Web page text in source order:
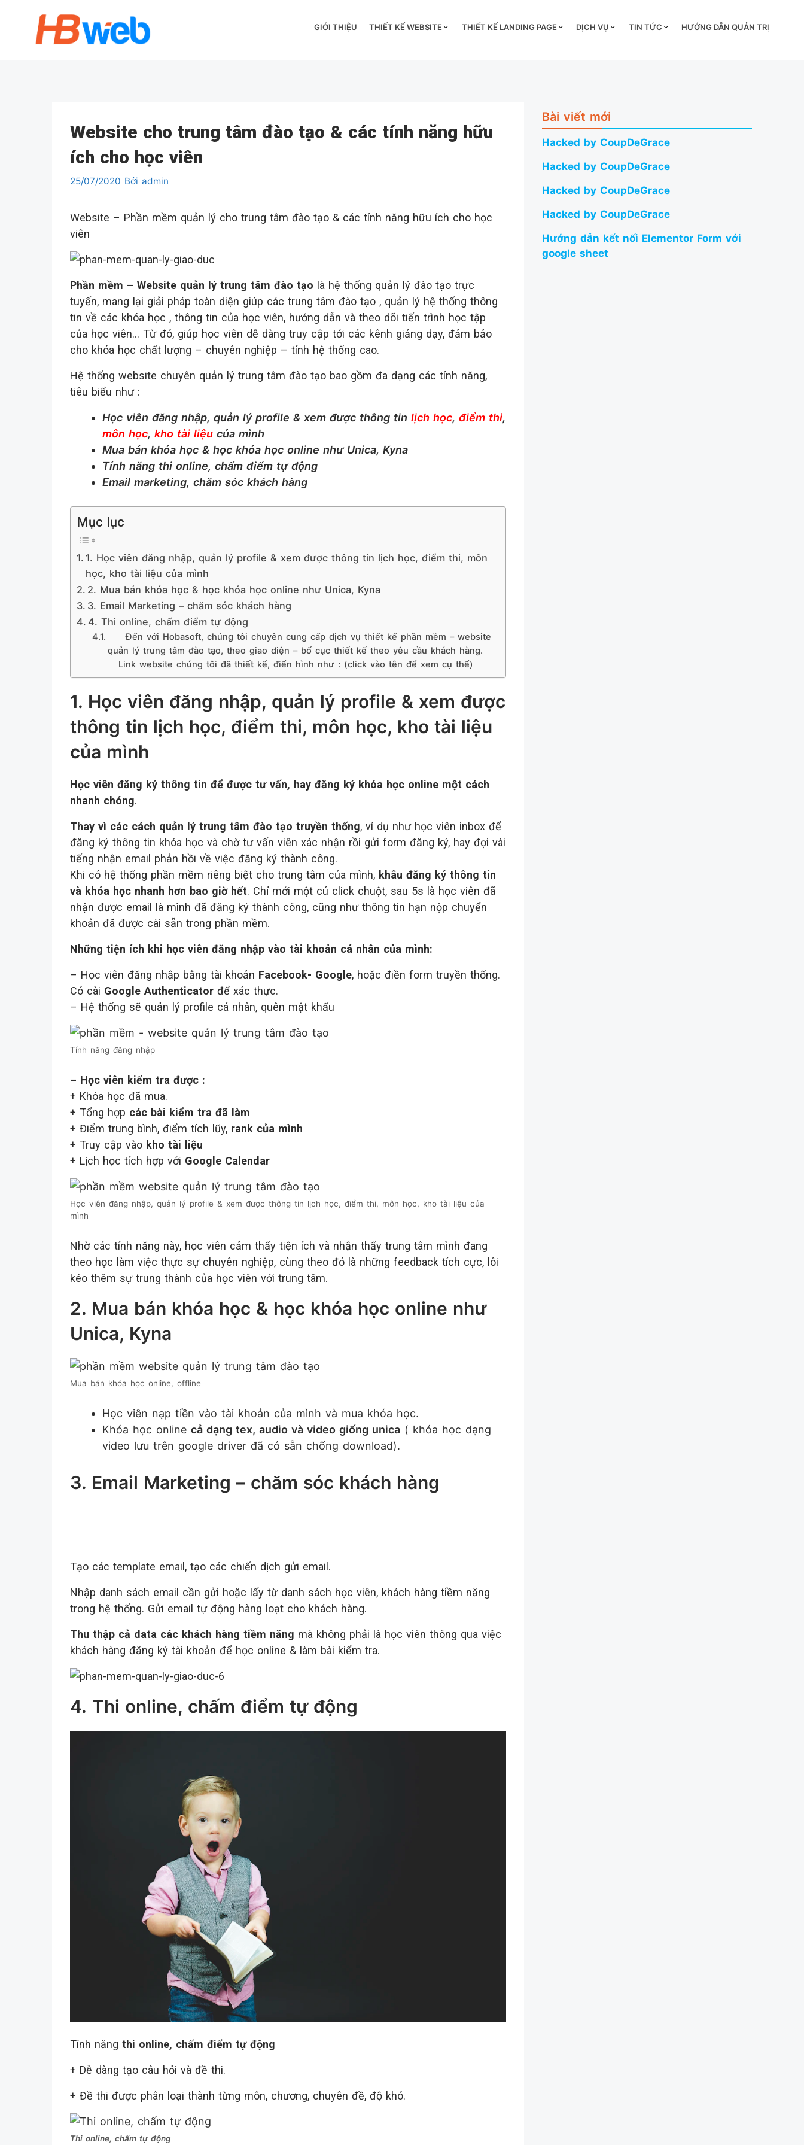
GIỚI THIỆU THIẾT KẾ WEBSITE THIẾT KẾ LANDING PAGE DỊCH VỤ TIN TỨC HƯỚNG DẪN QUẢN TRỊ
Website cho trung tâm đào tạo & các tính năng hữu
ích cho học viên
25/07/2020 Bởi admin
Website – Phần mềm quản lý cho trung tâm đào tạo & các tính năng hữu ích cho học
viên
Phần mềm – Website quản lý trung tâm đào tạo là hệ thống quản lý đào tạo trực
tuyến, mang lại giải pháp toàn diện giúp các trung tâm đào tạo , quản lý hệ thống thông
tin về các khóa học , thông tin của học viên, hướng dẫn và theo dõi tiến trình học tập
của học viên… Từ đó, giúp học viên dễ dàng truy cập tới các kênh giảng dạy, đảm bảo
cho khóa học chất lượng – chuyên nghiệp – tính hệ thống cao.
Hệ thống website chuyên quản lý trung tâm đào tạo bao gồm đa dạng các tính năng,
tiêu biểu như :
Học viên đăng nhập, quản lý profile & xem được thông tin lịch học, điểm thi,
môn học, kho tài liệu của mình
Mua bán khóa học & học khóa học online như Unica, Kyna
Tính năng thi online, chấm điểm tự động
Email marketing, chăm sóc khách hàng
Mục lục
1. Học viên đăng nhập, quản lý profile & xem được thông tin lịch học, điểm thi, môn
học, kho tài liệu của mình
2. Mua bán khóa học & học khóa học online như Unica, Kyna
3. Email Marketing – chăm sóc khách hàng
4. Thi online, chấm điểm tự động
Đến với Hobasoft, chúng tôi chuyên cung cấp dịch vụ thiết kế phần mềm – website
quản lý trung tâm đào tạo, theo giao diện – bố cục thiết kế theo yêu cầu khách hàng.
Link website chúng tôi đã thiết kế, điển hình như : (click vào tên để xem cụ thể)
1. Học viên đăng nhập, quản lý profile & xem được
thông tin lịch học, điểm thi, môn học, kho tài liệu
của mình
Học viên đăng ký thông tin để được tư vấn, hay đăng ký khóa học online một cách
nhanh chóng.
Thay vì các cách quản lý trung tâm đào tạo truyền thống, ví dụ như học viên inbox để
đăng ký thông tin khóa học và chờ tư vấn viên xác nhận rồi gửi form đăng ký, hay đợi vài
tiếng nhận email phản hồi về việc đăng ký thành công.
Khi có hệ thống phần mềm riêng biệt cho trung tâm của mình, khâu đăng ký thông tin
và khóa học nhanh hơn bao giờ hết. Chỉ mới một cú click chuột, sau 5s là học viên đã
nhận được email là mình đã đăng ký thành công, cũng như thông tin hạn nộp chuyển
khoản đã được cài sẵn trong phần mềm.
Những tiện ích khi học viên đăng nhập vào tài khoản cá nhân của mình:
– Học viên đăng nhập bằng tài khoản Facebook- Google, hoặc điền form truyền thống.
Có cài Google Authenticator để xác thực.
– Hệ thống sẽ quản lý profile cá nhân, quên mật khẩu
Tính năng đăng nhập
– Học viên kiểm tra được :
+ Khóa học đã mua.
+ Tổng hợp các bài kiểm tra đã làm
+ Điểm trung bình, điểm tích lũy, rank của mình
+ Truy cập vào kho tài liệu
+ Lịch học tích hợp với Google Calendar
Học viên đăng nhập, quản lý profile & xem được thông tin lịch học, điểm thi, môn học, kho tài liệu của
mình
Nhờ các tính năng này, học viên cảm thấy tiện ích và nhận thấy trung tâm mình đang
theo học làm việc thực sự chuyên nghiệp, cùng theo đó là những feedback tích cực, lôi
kéo thêm sự trung thành của học viên với trung tâm.
2. Mua bán khóa học & học khóa học online như
Unica, Kyna
Mua bán khóa học online, offline
Học viên nạp tiền vào tài khoản của mình và mua khóa học.
Khóa học online cả dạng tex, audio và video giống unica ( khóa học dạng
video lưu trên google driver đã có sẵn chống download).
3. Email Marketing – chăm sóc khách hàng
Tạo các template email, tạo các chiến dịch gửi email.
Nhập danh sách email cần gửi hoặc lấy từ danh sách học viên, khách hàng tiềm năng
trong hệ thống. Gửi email tự động hàng loạt cho khách hàng.
Thu thập cả data các khách hàng tiềm năng mà không phải là học viên thông qua việc
khách hàng đăng ký tài khoản để học online & làm bài kiểm tra.
4. Thi online, chấm điểm tự động
Tính năng thi online, chấm điểm tự động
+ Dễ dàng tạo câu hỏi và đề thi.
+ Đề thi được phân loại thành từng môn, chương, chuyên đề, độ khó.
Thi online, chấm tự động
Bài viết mới
Hacked by CoupDeGrace
Hacked by CoupDeGrace
Hacked by CoupDeGrace
Hacked by CoupDeGrace
Hướng dẫn kết nối Elementor Form với
google sheet